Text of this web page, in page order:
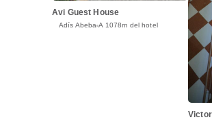
Avi Guest House
Adís Abeba A 1078m del hotel